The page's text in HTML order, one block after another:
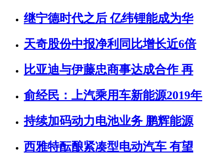
继宁德时代之后 亿纬锂能成为华
天奇股份中报净利同比增长近6倍
比亚迪与伊藤忠商事达成合作 再
俞经民：上汽乘用车新能源2019年
持续加码动力电池业务 鹏辉能源
西雅特酝酿紧凑型电动汽车 有望